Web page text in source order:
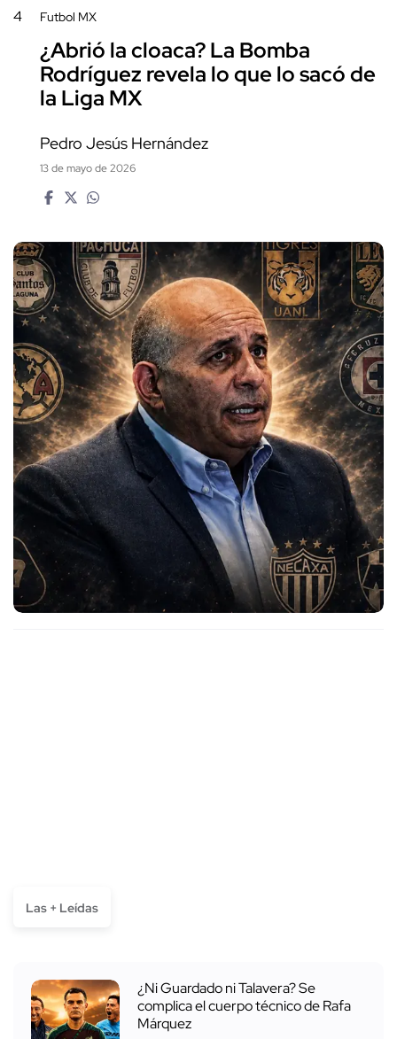
4 Futbol MX
¿Abrió la cloaca? La Bomba
Rodríguez revela lo que lo sacó de
la Liga MX
Pedro Jesús Hernández
13 de mayo de 2026
Las + Leídas
¿Ni Guardado ni Talavera? Se
complica el cuerpo técnico de Rafa
Márquez